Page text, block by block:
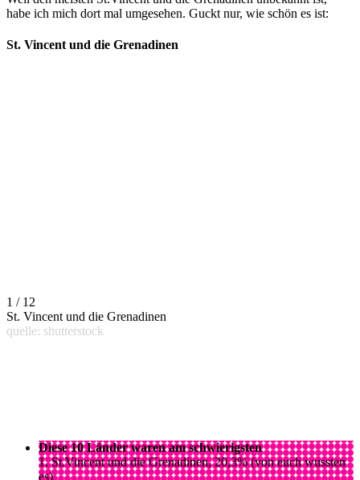
habe ich mich dort mal umgesehen. Guckt nur, wie schön es ist:
St. Vincent und die Grenadinen
1 / 12
St. Vincent und die Grenadinen
quelle: shutterstock
Diese 10 Länder waren am schwierigsten
1. St.Vincent und die Grenadinen, 20,3% (von euch wussten
es)